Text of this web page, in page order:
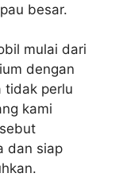
besar.
mulai dari
dengan
tidak perlu
kami
dan siap